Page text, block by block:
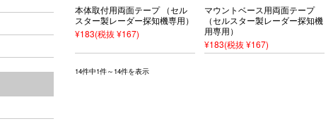
本体取付用両面テープ （セル
スター製レーダー探知機専用）
¥183(税抜 ¥167)
マウントベース用両面テープ
（セルスター製レーダー探知機
用専用）
¥183(税抜 ¥167)
14件中1件～14件を表示